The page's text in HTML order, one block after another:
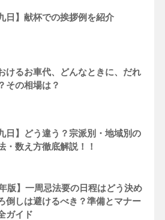
日】献杯での挨拶例を紹介
けるお車代、どんなときに、だれ
その相場は？
日】どう違う？宗派別・地域別の
・数え方徹底解説！！
年版】一周忌法要の日程はどう決め
倒しは避けるべき？準備とマナー
ガイド